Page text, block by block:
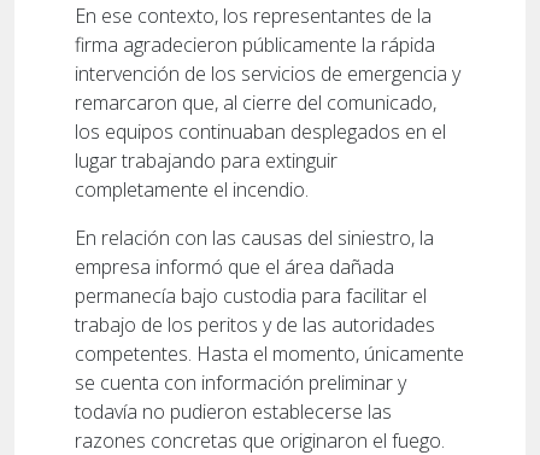
En ese contexto, los representantes de la
firma agradecieron públicamente la rápida
intervención de los servicios de emergencia y
remarcaron que, al cierre del comunicado,
los equipos continuaban desplegados en el
lugar trabajando para extinguir
completamente el incendio.
En relación con las causas del siniestro, la
empresa informó que el área dañada
permanecía bajo custodia para facilitar el
trabajo de los peritos y de las autoridades
competentes. Hasta el momento, únicamente
se cuenta con información preliminar y
todavía no pudieron establecerse las
razones concretas que originaron el fuego.